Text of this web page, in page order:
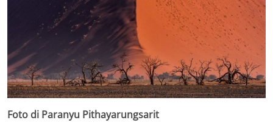
Foto di Paranyu Pithayarungsarit